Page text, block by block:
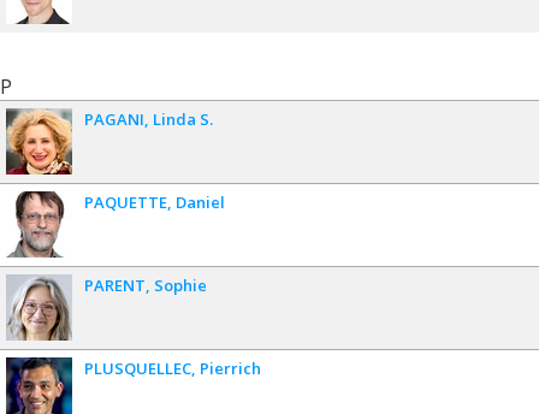
P
PAGANI Linda S.
PAQUETTE Daniel
PARENT Sophie
PLUSQUELLEC Pierrich